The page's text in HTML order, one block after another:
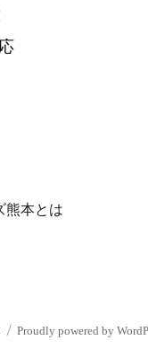
熊本とは
Proudly powered by